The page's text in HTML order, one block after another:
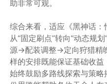
助非常可观。
综合来看，适应《黑神话
从“固定刷点”转向“动态规
源→配装调整→定向狩猎精
样的安排既能保证基础收
始终鼓励多路线探索与策